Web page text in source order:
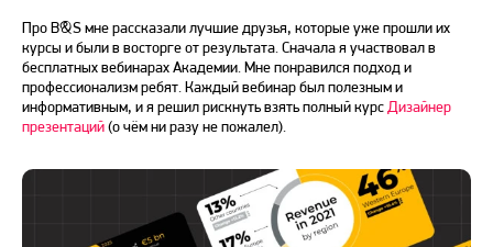
Про B&S мне рассказали лучшие друзья, которые уже прошли их
курсы и были в восторге от результата. Сначала я участвовал в
бесплатных вебинарах Академии. Мне понравился подход и
профессионализм ребят. Каждый вебинар был полезным и
информативным, и я решил рискнуть взять полный курс Дизайнер
презентаций(о чём ни разу не пожалел).